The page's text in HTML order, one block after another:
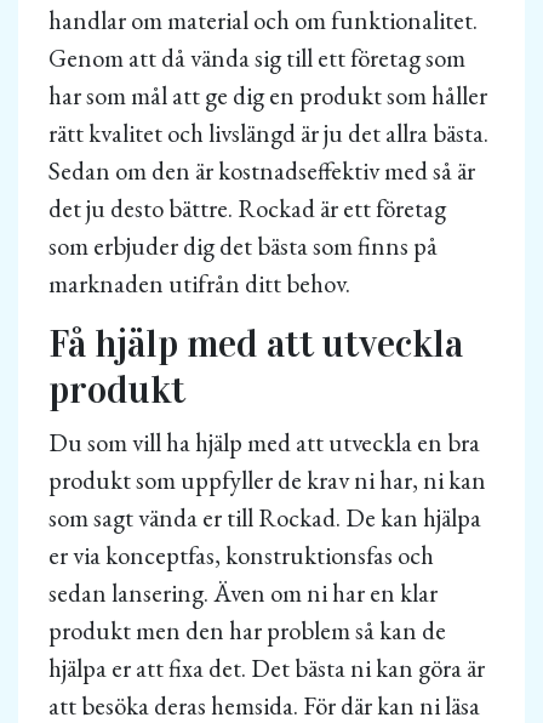
handlar om material och om funktionalitet.
Genom att då vända sig till ett företag som
har som mål att ge dig en produkt som håller
rätt kvalitet och livslängd är ju det allra bästa.
Sedan om den är kostnadseffektiv med så är
det ju desto bättre. Rockad är ett företag
som erbjuder dig det bästa som finns på
marknaden utifrån ditt behov.
Få hjälp med att utveckla
produkt
Du som vill ha hjälp med att utveckla en bra
produkt som uppfyller de krav ni har, ni kan
som sagt vända er till Rockad. De kan hjälpa
er via konceptfas, konstruktionsfas och
sedan lansering. Även om ni har en klar
produkt men den har problem så kan de
hjälpa er att fixa det. Det bästa ni kan göra är
att besöka deras hemsida. För där kan ni läsa